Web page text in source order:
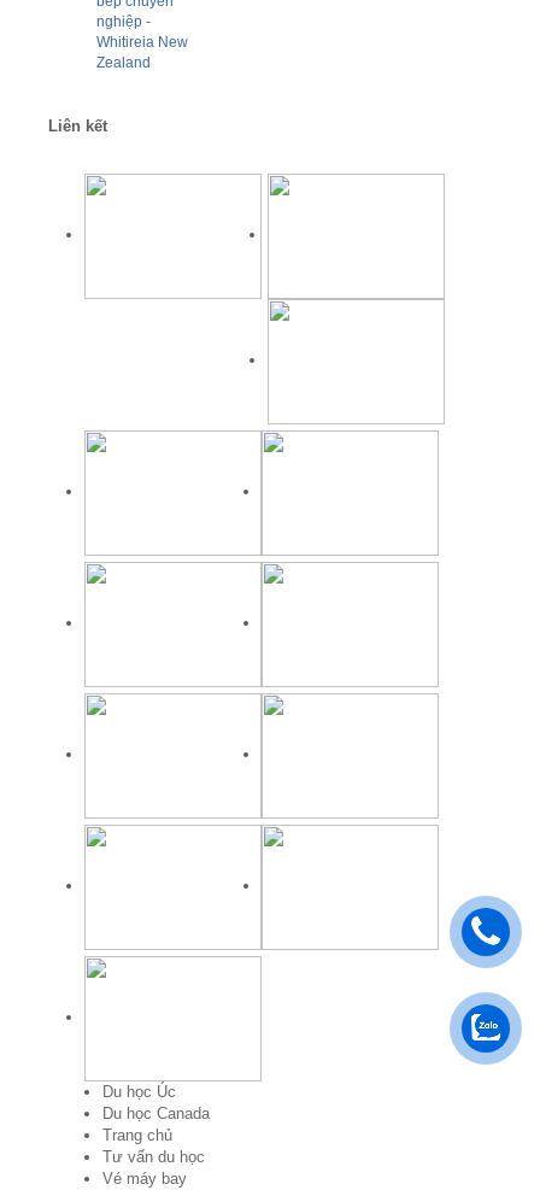
Liên kết
Du học Úc
Du học Canada
Trang chủ
Tư vấn du học
Vé máy bay